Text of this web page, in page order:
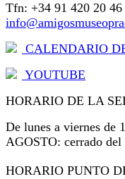
Tfn: +34 91 420 20 46
CALENDARIO
YOUTUBE
HORARIO DE LA
De lunes a viernes de
AGOSTO: cerrado del
HORARIO PUNTO